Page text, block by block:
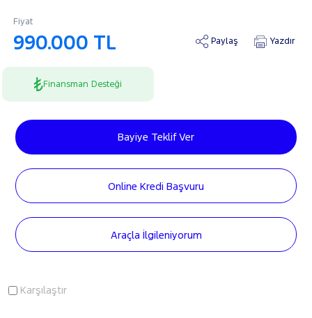
Fiyat
990.000 TL Paylaş Yazdır
Finansman Desteği
Bayiye Teklif Ver
Online Kredi Başvuru
Araçla İlgileniyorum
Karşılaştır